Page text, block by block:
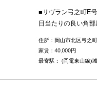
■リヴラン弓之町E号
日当たりの良い角部
住所：岡山市北区弓之
家賃： 40,000円
最寄駅： (岡電東山線)